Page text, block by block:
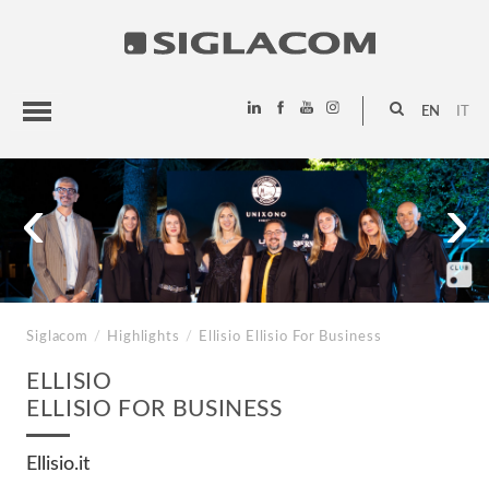
EN
HIGHLIGHTS
PROJECTS
SIGLACOM
‹ ›
Siglacom / Highlights / Ellisio Ellisio For Business
ELLISIO
ELLISIO FOR BUSINESS
Ellisio.it